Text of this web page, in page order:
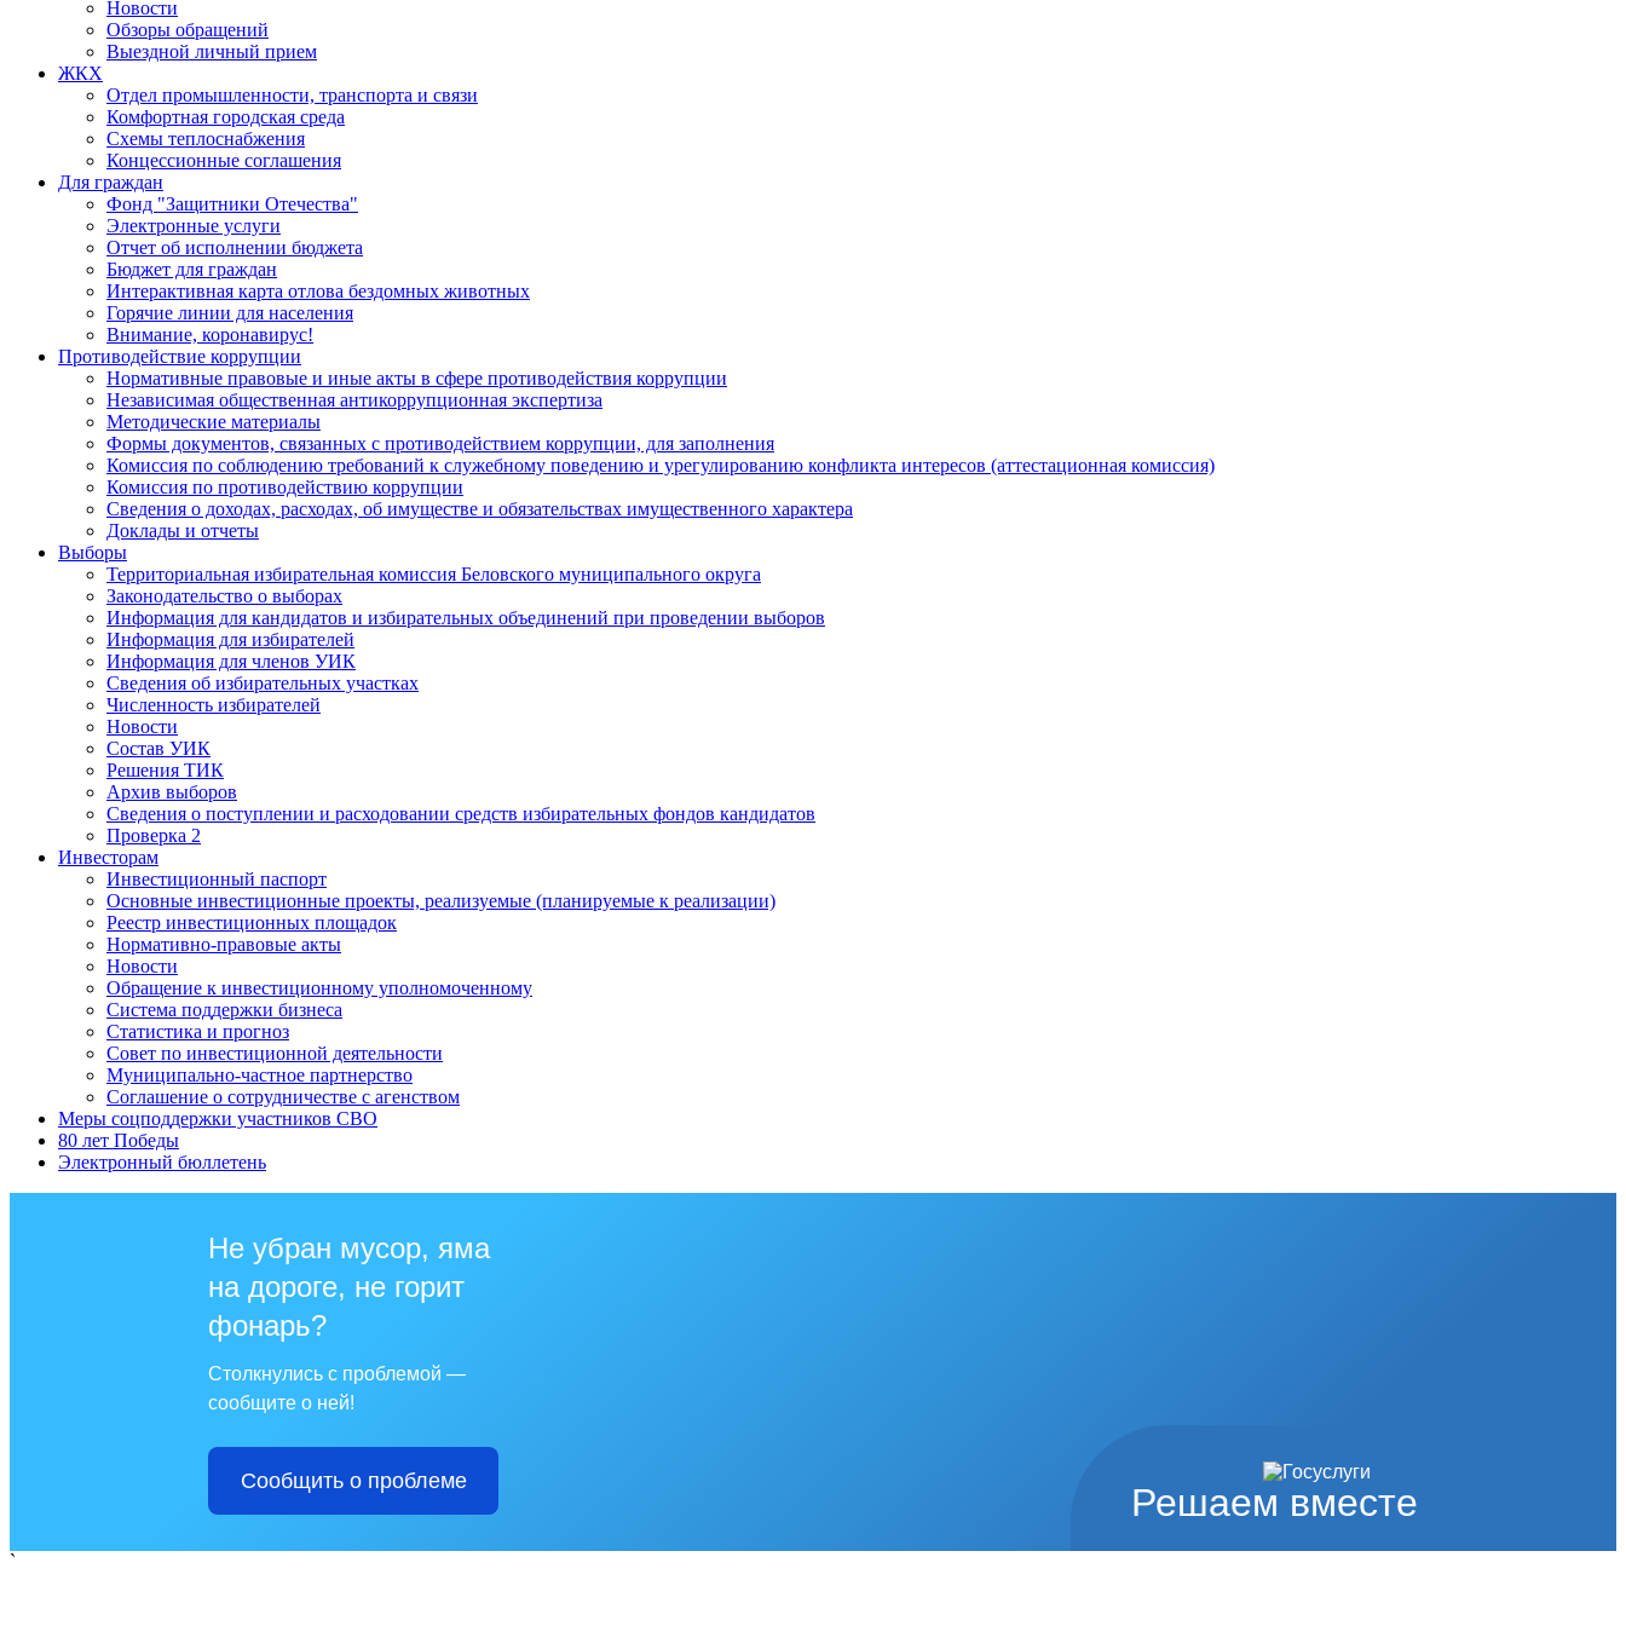
Новости
Обзоры обращений
Выездной личный прием
ЖКХ
Отдел промышленности, транспорта и связи
Комфортная городская среда
Схемы теплоснабжения
Концессионные соглашения
Для граждан
Фонд "Защитники Отечества"
Электронные услуги
Отчет об исполнении бюджета
Бюджет для граждан
Интерактивная карта отлова бездомных животных
Горячие линии для населения
Внимание, коронавирус!
Противодействие коррупции
Нормативные правовые и иные акты в сфере противодействия коррупции
Независимая общественная антикоррупционная экспертиза
Методические материалы
Формы документов, связанных с противодействием коррупции, для заполнения
Комиссия по соблюдению требований к служебному поведению и урегулированию конфликта интересов (аттестационная комиссия)
Комиссия по противодействию коррупции
Сведения о доходах, расходах, об имуществе и обязательствах имущественного характера
Доклады и отчеты
Выборы
Территориальная избирательная комиссия Беловского муниципального округа
Законодательство о выборах
Информация для кандидатов и избирательных объединений при проведении выборов
Информация для избирателей
Информация для членов УИК
Сведения об избирательных участках
Численность избирателей
Новости
Состав УИК
Решения ТИК
Архив выборов
Сведения о поступлении и расходовании средств избирательных фондов кандидатов
Проверка 2
Инвесторам
Инвестиционный паспорт
Основные инвестиционные проекты, реализуемые (планируемые к реализации)
Реестр инвестиционных площадок
Нормативно-правовые акты
Новости
Обращение к инвестиционному уполномоченному
Система поддержки бизнеса
Статистика и прогноз
Совет по инвестиционной деятельности
Муниципально-частное партнерство
Соглашение о сотрудничестве с агенством
Меры соцподдержки участников СВО
80 лет Победы
Электронный бюллетень
Решаем вместе
Не убран мусор, яма
на дороге, не горит
фонарь?
Столкнулись с проблемой —
сообщите о ней!
Сообщить о проблеме
`